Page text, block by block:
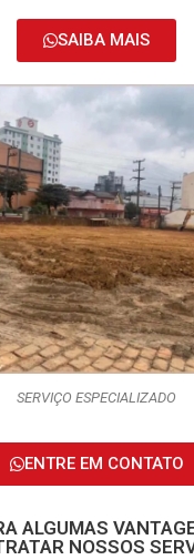
SAIBA MAIS
SERVIÇO ESPECIALIZADO
ENTRE EM CONTATO
ALGUMAS
NOSSOS